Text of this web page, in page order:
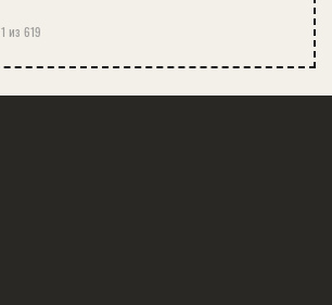
1 из 619